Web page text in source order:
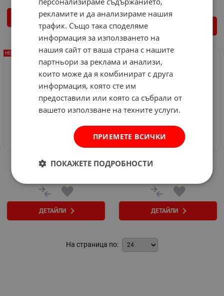
ДЕТАЙЛИ
Рибарски нож MORAKNIV
ДЕТАЙЛИ
НЕНАЛИЧЕН
Нож в калъф MORAKNIV
ДЕТАЙЛИ
НЕНАЛИЧЕН
На страница по:
рекламите и да анализираме нашия
трафик. Също така споделяме
информация за използването на
нашия сайт от ваша страна с нашите
партньори за реклама и анализи,
които може да я комбинират с друга
информация, която сте им
предоставили или която са събрали от
вашето използване на техните услуги.
ПРИЕМЕТЕ ВСИЧКИ
ПОКАЖЕТЕ ПОДРОБНОСТИ